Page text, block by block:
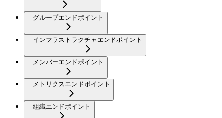
グループエンドポイント
インフラストラクチャエンドポイント
メンバーエンドポイント
メトリクスエンドポイント
組織エンドポイント